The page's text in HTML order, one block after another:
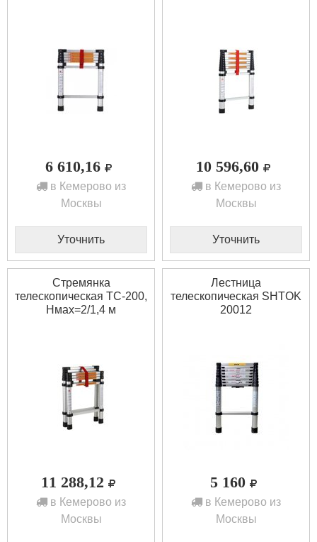
6 610,16
в Кемерово из
Москвы
Уточнить
10 596,60
в Кемерово из
Москвы
Уточнить
Стремянка
телескопическая ТС-200,
Нмах=2/1,4 м
11 288,12
в Кемерово из
Москвы
Лестница
телескопическая SHTOK
20012
5 160
в Кемерово из
Москвы